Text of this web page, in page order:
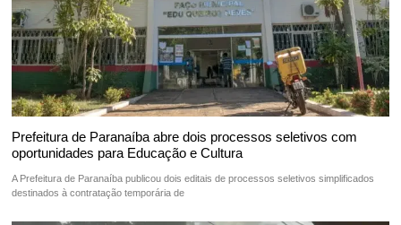
Prefeitura de Paranaíba abre dois processos seletivos com
oportunidades para Educação e Cultura
A Prefeitura de Paranaíba publicou dois editais de processos seletivos simplificados
destinados à contratação temporária de